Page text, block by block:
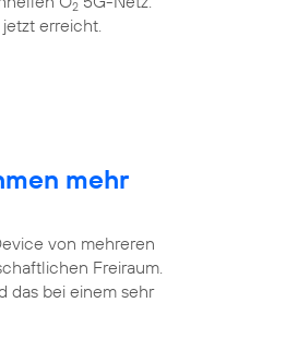
2
erreicht.
mehr
von mehreren
Freiraum.
das bei einem sehr